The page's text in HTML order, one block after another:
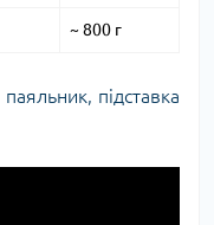
~ 800 г
паяльник, підставка